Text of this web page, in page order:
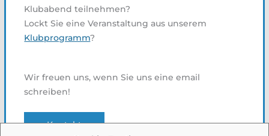
Klubabend teilnehmen?
Lockt Sie eine Veranstaltung aus unserem
Klubprogramm?
Wir freuen uns, wenn Sie uns eine email
schreiben!
Kontakt